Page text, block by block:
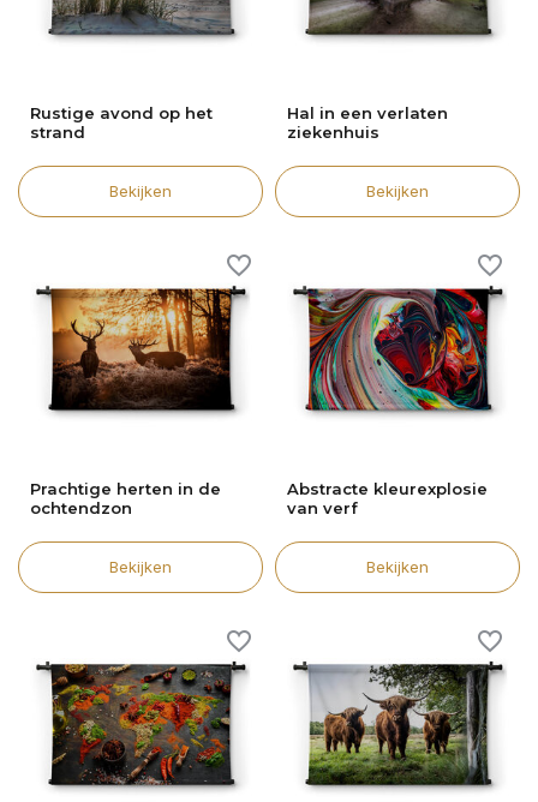
Rustige avond op het
strand
Bekijken
Hal in een verlaten
ziekenhuis
Bekijken
Prachtige herten in de
ochtendzon
Bekijken
Abstracte kleurexplosie
van verf
Bekijken